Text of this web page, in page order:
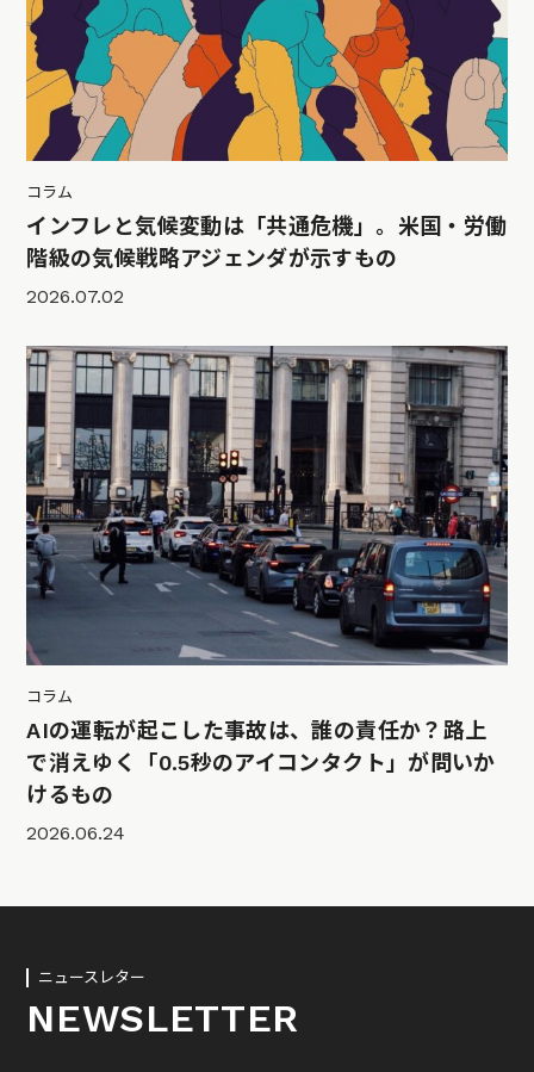
コラム
インフレと気候変動は「共通危機」。米国・労働
階級の気候戦略アジェンダが示すもの
2026.07.02
コラム
AIの運転が起こした事故は、誰の責任か？路上
で消えゆく「0.5秒のアイコンタクト」が問いか
けるもの
2026.06.24
ニュースレター
NEWSLETTER